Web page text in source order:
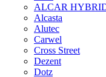
ALCAR
Alcasta
Alutec
Carwel
Cross Street
Dezent
Dotz